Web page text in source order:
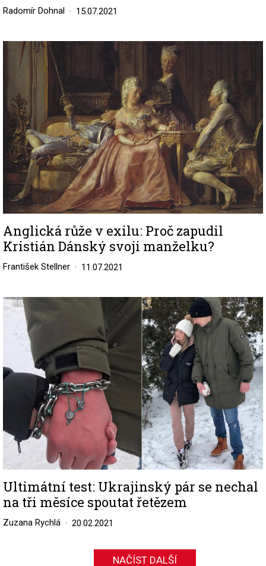
Radomír Dohnal 15.07.2021
Image
Anglická růže v exilu: Proč zapudil
Kristián Dánský svoji manželku?
František Stellner 11.07.2021
Image
Ultimátní test: Ukrajinský pár se nechal
na tři měsíce spoutat řetězem
Zuzana Rychlá 20.02.2021
NAČÍST DALŠÍ